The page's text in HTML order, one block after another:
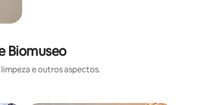
Biomuseo
e outros aspectos.